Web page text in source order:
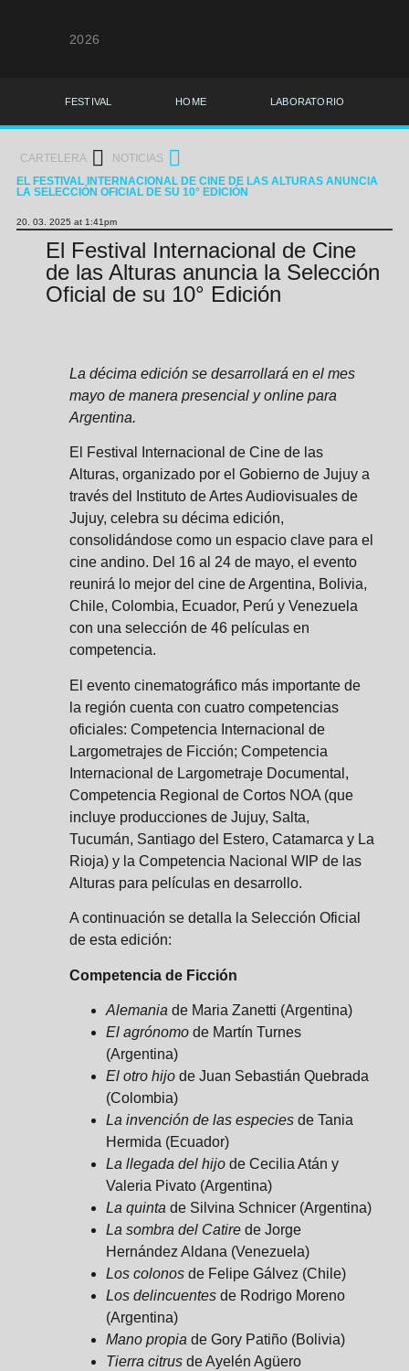
2026
FESTIVAL HOME LABORATORIO
CARTELERA
NOTICIAS
EL FESTIVAL INTERNACIONAL DE CINE DE LAS ALTURAS ANUNCIA
LA SELECCIÓN OFICIAL DE SU 10° EDICIÓN
20. 03. 2025 at 1:41pm
El Festival Internacional de Cine
de las Alturas anuncia la Selección
Oficial de su 10° Edición
La décima edición se desarrollará en el mes
mayo de manera presencial y online para
Argentina.
El Festival Internacional de Cine de las
Alturas, organizado por el Gobierno de Jujuy a
través del Instituto de Artes Audiovisuales de
Jujuy, celebra su décima edición,
consolidándose como un espacio clave para el
cine andino. Del 16 al 24 de mayo, el evento
reunirá lo mejor del cine de Argentina, Bolivia,
Chile, Colombia, Ecuador, Perú y Venezuela
con una selección de 46 películas en
competencia.
El evento cinematográfico más importante de
la región cuenta con cuatro competencias
oficiales: Competencia Internacional de
Largometrajes de Ficción; Competencia
Internacional de Largometraje Documental,
Competencia Regional de Cortos NOA (que
incluye producciones de Jujuy, Salta,
Tucumán, Santiago del Estero, Catamarca y La
Rioja) y la Competencia Nacional WIP de las
Alturas para películas en desarrollo.
A continuación se detalla la Selección Oficial
de esta edición:
Competencia de Ficción
Alemania de Maria Zanetti (Argentina)
El agrónomode Martín Turnes
(Argentina)
El otro hijode Juan Sebastián Quebrada
(Colombia)
La invención de las especiesde Tania
Hermida (Ecuador)
La llegada del hijode Cecilia Atán y
Valeria Pivato (Argentina)
La quinta de Silvina Schnicer (Argentina)
La sombra del Catire de Jorge
Hernández Aldana (Venezuela)
Los colonosde Felipe Gálvez (Chile)
Los delincuentesde Rodrigo Moreno
(Argentina)
Mano propia de Gory Patiño (Bolivia)
Tierra citrusde Ayelén Agüero